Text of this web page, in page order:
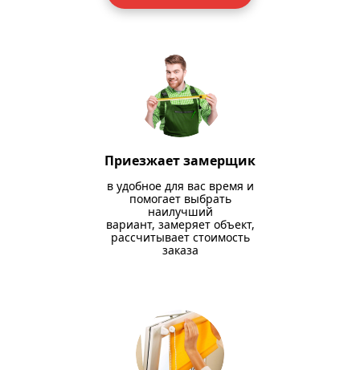
Приезжает замерщик
в удобное для вас время и
помогает выбрать
наилучший
вариант, замеряет объект,
рассчитывает стоимость
заказа